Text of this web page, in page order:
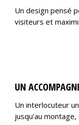
Un design pensé
visiteurs et
UN
Un interlocuteur
jusqu’au